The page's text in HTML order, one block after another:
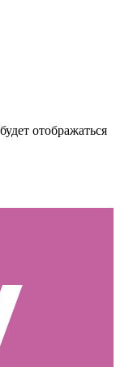
отображаться